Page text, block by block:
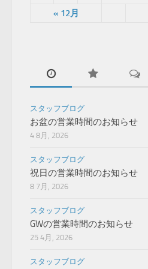
« 12月
スタッフブログ
お盆の営業時間のお知らせ
4 8月, 2026
スタッフブログ
祝日の営業時間のお知らせ
8 7月, 2026
スタッフブログ
GWの営業時間のお知らせ
25 4月, 2026
スタッフブログ